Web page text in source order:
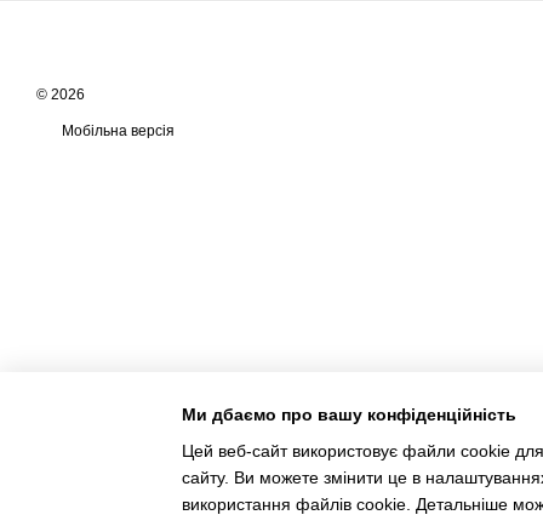
© 2026
Мобільна версія
Ми дбаємо про вашу конфіденційність
Цей веб-сайт використовує файли cookie
сайту. Ви можете змінити це в
використання файлів cookie. Детальніше